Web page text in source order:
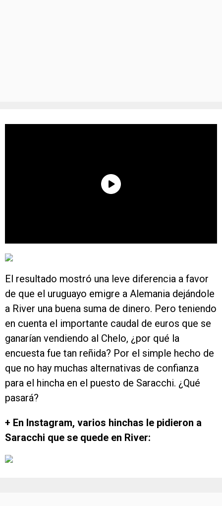
El resultado mostró una leve diferencia a favor
de que el uruguayo emigre a Alemania dejándole
a River una buena suma de dinero. Pero teniendo
en cuenta el importante caudal de euros que se
ganarían vendiendo al Chelo, ¿por qué la
encuesta fue tan reñida? Por el simple hecho de
que no hay muchas alternativas de confianza
para el hincha en el puesto de Saracchi. ¿Qué
pasará?
+ En Instagram, varios hinchas le pidieron a
Saracchi que se quede en River: